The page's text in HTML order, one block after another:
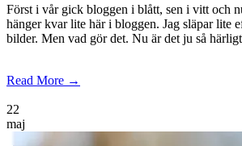
Först i vår gick bloggen i blått, sen i vitt och
hänger kvar lite här i bloggen. Jag släpar lite
bilder. Men vad gör det. Nu är det ju så
Read More →
22
maj